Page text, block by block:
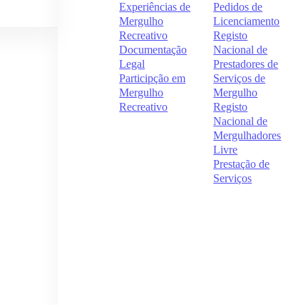
Experiências de
Mergulho
Recreativo
Documentação
Legal
Participção em
Mergulho
Recreativo
Pedidos de
Licenciamento
Registo
Nacional de
Prestadores de
Serviços de
Mergulho
Registo
Nacional de
Mergulhadores
Livre
Prestação de
Serviços